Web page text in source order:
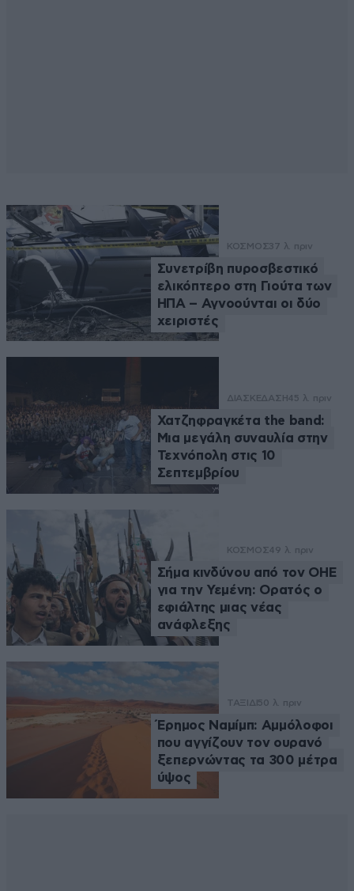
ΚΟΣΜΟΣ37 λ. πριν
Συνετρίβη πυροσβεστικό
ελικόπτερο στη Γιούτα των
ΗΠΑ – Αγνοούνται οι δύο
χειριστές
ΔΙΑΣΚΕΔΑΣΗ45 λ. πριν
Χατζηφραγκέτα the band:
Μια μεγάλη συναυλία στην
Τεχνόπολη στις 10
Σεπτεμβρίου
ΚΟΣΜΟΣ49 λ. πριν
Σήμα κινδύνου από τον ΟΗΕ
για την Υεμένη: Ορατός ο
εφιάλτης μιας νέας
ανάφλεξης
ΤΑΞΙΔΙ50 λ. πριν
Έρημος Ναμίμπ: Αμμόλοφοι
που αγγίζουν τον ουρανό
ξεπερνώντας τα 300 μέτρα
ύψος